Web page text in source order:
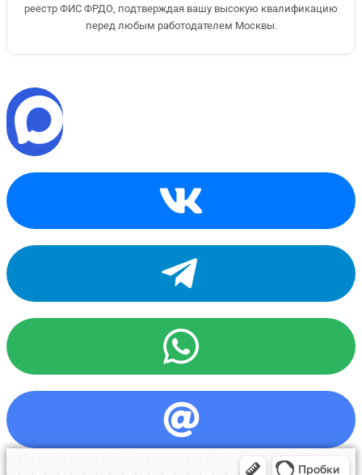
реестр ФИС ФРДО, подтверждая вашу высокую квалификацию
перед любым работодателем Москвы.